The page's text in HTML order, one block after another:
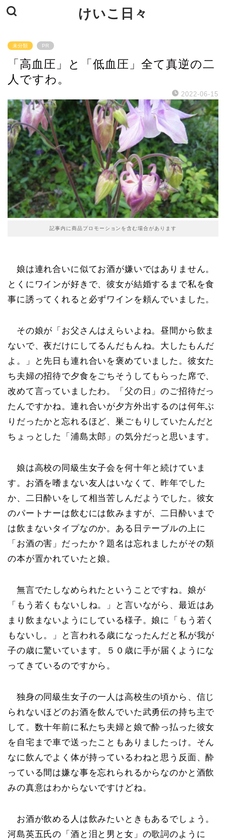
けいこ日々
未分類 PR
「高血圧」と「低血圧」全て真逆の二
人ですわ。
2022-06-15
記事内に商品プロモーションを含む場合があります
娘は連れ合いに似てお酒が嫌いではありません。
とくにワインが好きで、彼女が結婚するまで私を食
事に誘ってくれると必ずワインを頼んでいました。
その娘が「お父さんはえらいよね。昼間から飲ま
ないで、夜だけにしてるんだもんね。大したもんだ
よ。」と先日も連れ合いを褒めていました。彼女た
ち夫婦の招待で夕食をごちそうしてもらった席で、
改めて言っていましたわ。「父の日」のご招待だっ
たんですかね。連れ合いが夕方外出するのは何年ぶ
りだったかと忘れるほど、巣ごもりしていたんだと
ちょっとした「浦島太郎」の気分だっと思います。
娘は高校の同級生女子会を何十年と続けていま
す。お酒を嗜まない友人はいなくて、昨年でした
か、二日酔いをして相当苦しんだようでした。彼女
のパートナーは飲むには飲みますが、二日酔いまで
は飲まないタイプなのか。ある日テーブルの上に
「お酒の害」だったか？題名は忘れましたがその類
の本が置かれていたと娘。
無言でたしなめられたということですね。娘が
「もう若くもないしね。」と言いながら、最近はあ
まり飲まないようにしている様子。娘に「もう若く
もないし。」と言われる歳になったんだと私が我が
子の歳に驚いています。５０歳に手が届くようにな
ってきているのですから。
独身の同級生女子の一人は高校生の頃から、信じ
られないほどのお酒を飲んでいた武勇伝の持ち主で
して。数十年前に私たち夫婦と娘で酔っ払った彼女
を自宅まで車で送ったこともありましたっけ。そん
なに飲んでよく体が持っているわねと思う反面、酔
っている間は嫌な事を忘れられるからなのかと酒飲
みの真意はわからないですけどね。
お酒が飲める人は飲みたいときもあるでしょう。
河島英五氏の「酒と泪と男と女」の歌詞のように